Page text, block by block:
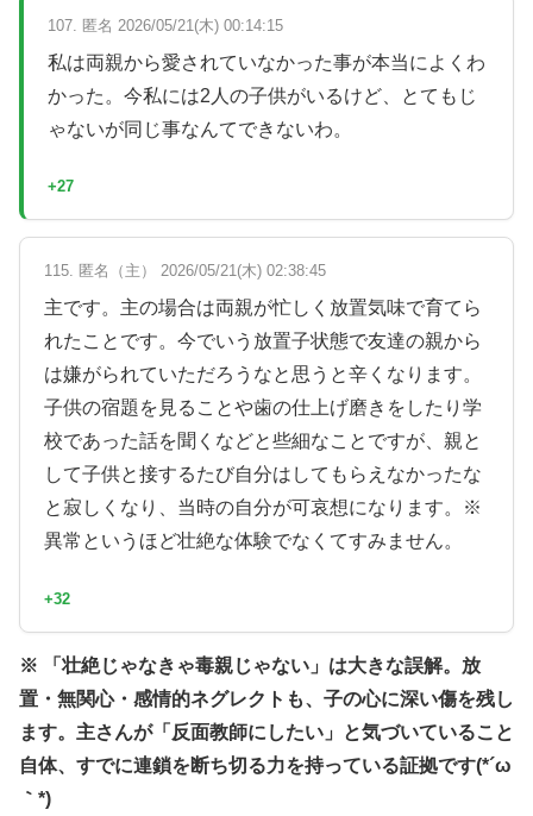
107. 匿名 2026/05/21(木) 00:14:15
私は両親から愛されていなかった事が本当によくわ
かった。今私には2人の子供がいるけど、とてもじ
ゃないが同じ事なんてできないわ。
+27
115. 匿名（主） 2026/05/21(木) 02:38:45
主です。主の場合は両親が忙しく放置気味で育てら
れたことです。今でいう放置子状態で友達の親から
は嫌がられていただろうなと思うと辛くなります。
子供の宿題を見ることや歯の仕上げ磨きをしたり学
校であった話を聞くなどと些細なことですが、親と
して子供と接するたび自分はしてもらえなかったな
と寂しくなり、当時の自分が可哀想になります。※
異常というほど壮絶な体験でなくてすみません。
+32
※ 「壮絶じゃなきゃ毒親じゃない」は大きな誤解。放
置・無関心・感情的ネグレクトも、子の心に深い傷を残し
ます。主さんが「反面教師にしたい」と気づいていること
自体、すでに連鎖を断ち切る力を持っている証拠です(*´ω
｀*)